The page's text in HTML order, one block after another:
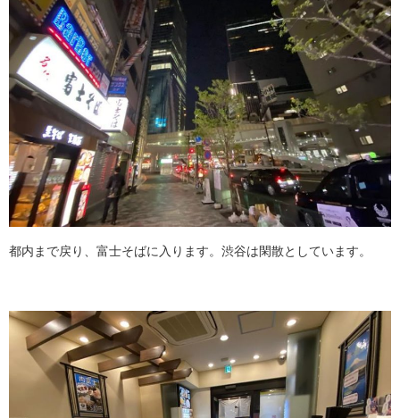
都内まで戻り、富士そばに入ります。渋谷は閑散としています。